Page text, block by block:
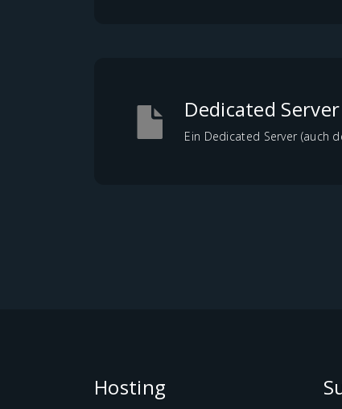
Dedicated
Ein Dedicated Server (auch
Hosting